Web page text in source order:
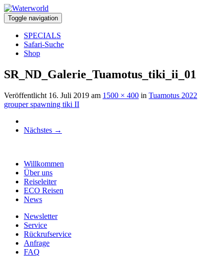
Toggle navigation
SPECIALS
Safari-Suche
Shop
SR_ND_Galerie_Tuamotus_tiki_ii_01
Veröffentlicht 16. Juli 2019 am 1500 × 400 in Tuamotus 2022
grouper spawning tiki II
Nächstes →
Willkommen
Über uns
Reiseleiter
ECO Reisen
News
Newsletter
Service
Rückrufservice
Anfrage
FAQ